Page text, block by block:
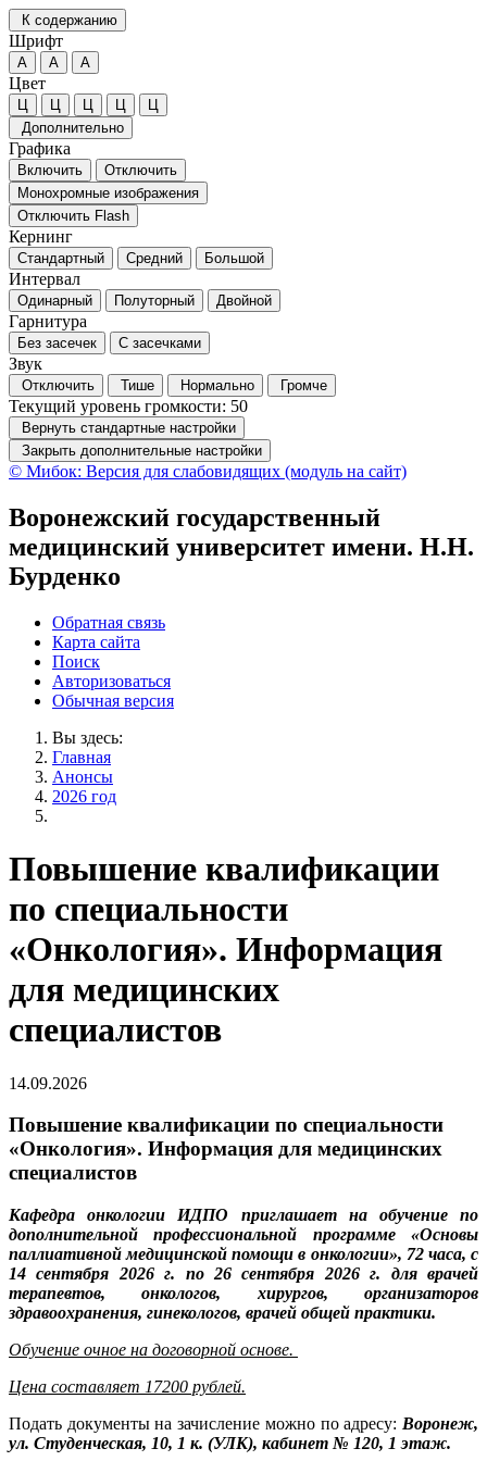
К содержанию
Шрифт
А А А
Цвет
Ц Ц Ц Ц
Ц
Дополнительно
Графика
Включить
Отключить
Монохромные изображения
Отключить Flash
Кернинг
Стандартный Средний Большой
Интервал
Одинарный Полуторный Двойной
Гарнитура
Без засечек С засечками
Звук
Отключить Тише Нормально Громче
Текущий уровень громкости: 50
Вернуть стандартные настройки
Закрыть дополнительные настройки
© Мибок: Версия для слабовидящих (модуль на сайт)
Воронежский государственный
медицинский университет имени. Н.Н.
Бурденко
Обратная связь
Карта сайта
Поиск
Авторизоваться
Обычная версия
Вы здесь:
Главная
Анонсы
2026 год
Повышение квалификации
по специальности
«Онкология». Информация
для медицинских
специалистов
14.09.2026
Повышение квалификации по специальности
«Онкология». Информация для медицинских
специалистов
Кафедра онкологии ИДПО приглашает на обучение по
дополнительной профессиональной программе «Основы
паллиативной медицинской помощи в онкологии», 72 часа, с
14 сентября 2026 г. по 26 сентября 2026 г. для врачей
терапевтов, онкологов, хирургов, организаторов
здравоохранения, гинекологов, врачей общей практики.
Обучение очное на договорной основе.
Цена составляет 17200 рублей.
Подать документы на зачисление можно по адресу: Воронеж,
ул. Студенческая, 10, 1 к. (УЛК), кабинет № 120, 1 этаж.